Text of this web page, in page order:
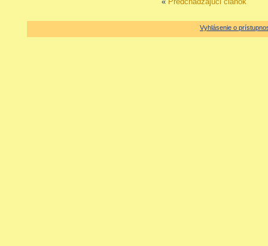
Vyhlásenie o